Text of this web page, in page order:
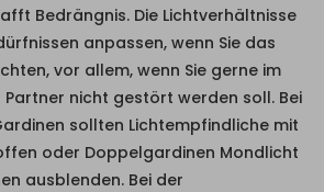
Bedrängnis. Die Lichtverhältnisse
anpassen, wenn Sie das
vor allem, wenn Sie gerne im
nicht gestört werden soll. Bei
sollten Lichtempfindliche mit
oder Doppelgardinen Mondlicht
ausblenden. Bei der